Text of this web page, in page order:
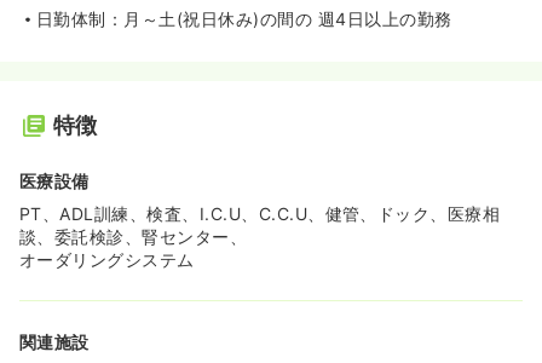
日勤体制：月～土(祝日休み)の間の 週4日以上の勤務
特徴
医療設備
PT、ADL訓練、検査、I.C.U、C.C.U、健管、ドック、医療相
談、委託検診、腎センター、
オーダリングシステム
関連施設